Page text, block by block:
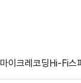
마이크레코딩Hi-Fi스